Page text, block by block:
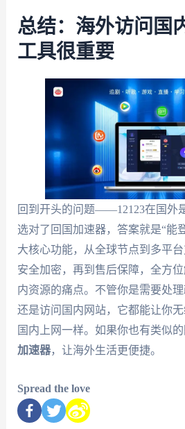
总结：海外访问国
工具很重要
回到开头的问题——12123在国外
选对了回国加速器，答案就是“能登
大核心功能，从全球节点到多平
安全加密，再到售后保障，全方
内资源的痛点。不管你是需要处理
还是访问国内网站，它都能让你
国内上网一样。如果你也有类似
加速器，让海外生活更便捷。
Spread the love